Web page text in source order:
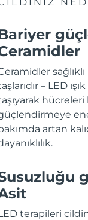
– LED
artan
terapileri